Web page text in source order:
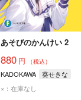
あそびのかんけい 2
880 円 （税込）
KADOKAWA
葵せきな
×：在庫なし